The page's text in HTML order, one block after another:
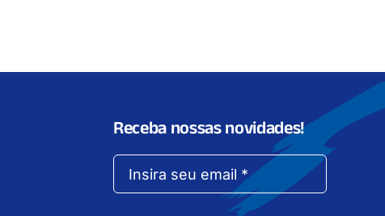
Receba nossas novidades!